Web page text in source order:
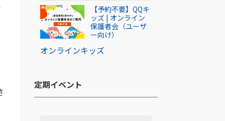
オンラインキッズ
【予約不要】QQキ
ッズ | オンライン
保護者会（ユーザ
ー向け）
定期イベント​